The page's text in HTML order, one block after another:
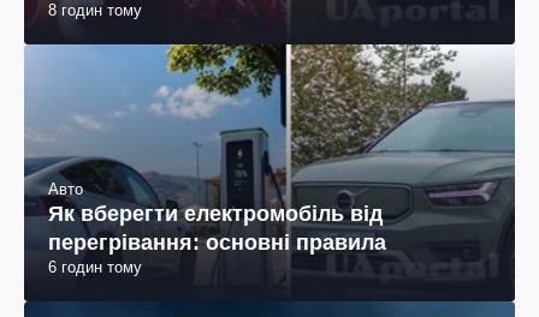
8 годин тому
Авто
Як вберегти електромобіль від
перегрівання: основні правила
6 годин тому